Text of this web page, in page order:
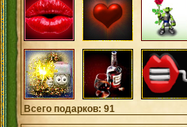
Всего подарков: 91